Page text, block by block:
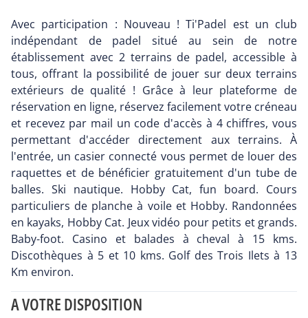
Avec participation : Nouveau ! Ti'Padel est un club
indépendant de padel situé au sein de notre
établissement avec 2 terrains de padel, accessible à
tous, offrant la possibilité de jouer sur deux terrains
extérieurs de qualité ! Grâce à leur plateforme de
réservation en ligne, réservez facilement votre créneau
et recevez par mail un code d'accès à 4 chiffres, vous
permettant d'accéder directement aux terrains. À
l'entrée, un casier connecté vous permet de louer des
raquettes et de bénéficier gratuitement d'un tube de
balles. Ski nautique. Hobby Cat, fun board. Cours
particuliers de planche à voile et Hobby. Randonnées
en kayaks, Hobby Cat. Jeux vidéo pour petits et grands.
Baby-foot. Casino et balades à cheval à 15 kms.
Discothèques à 5 et 10 kms. Golf des Trois Ilets à 13
Km environ.
A VOTRE DISPOSITION